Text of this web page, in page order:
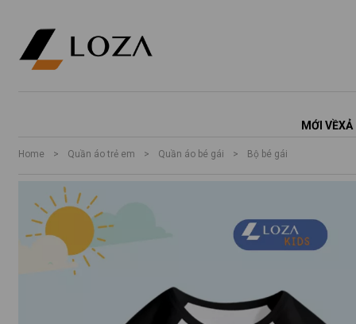
MỚI VỀXẢ
Home > Quần áo trẻ em > Quần áo bé gái > Bộ bé gái